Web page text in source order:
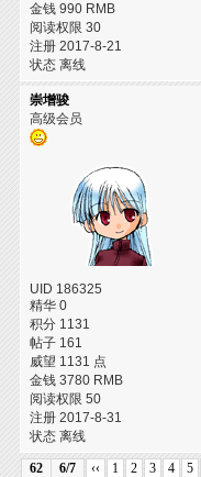
金钱 990 RMB
阅读权限 30
注册 2017-8-21
状态 离线
崇增骏
高级会员
UID 186325
精华 0
积分 1131
帖子 161
威望 1131 点
金钱 3780 RMB
阅读权限 50
注册 2017-8-31
状态 离线
62 6/7 ‹‹ 1 2 3 4 5